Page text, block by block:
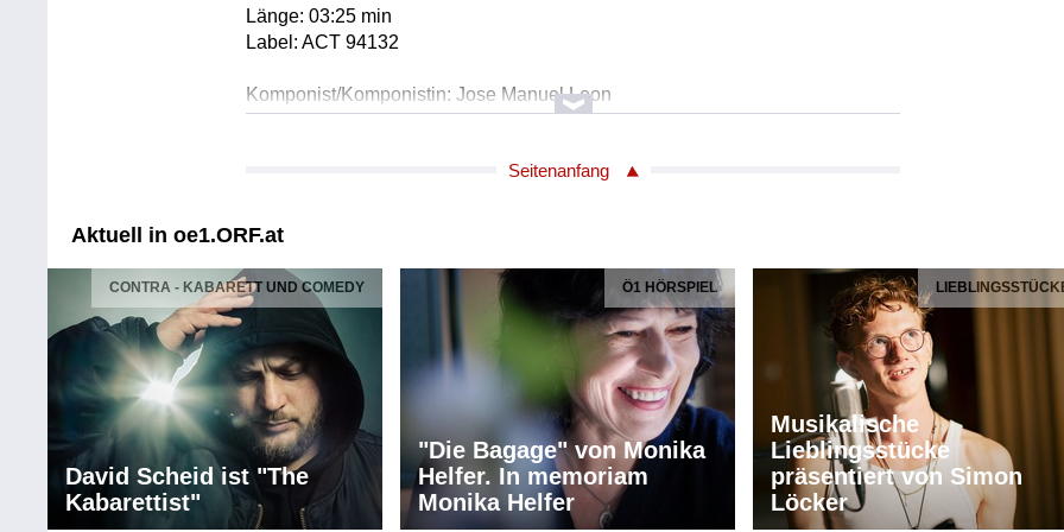
Länge: 03:25 min
Label: ACT 94132
Komponist/Komponistin: Jose Manuel Leon
Titel: Kabul (Tanguillos)/instr.
Ausführender/Ausführende: Martin Garcia /E - Bass
Länge: 05:01 min
Komponist/Komponistin: Jose Manuel Leon
Titel: Bajadilla (Solea)/instr.
Solist/Solistin: Jose Manuel Leon /Flamencogitarre
Länge: 06:49 min
Label: ACT 94132
Urheber/Urheberin: Jobim
Urheber/Urheberin: De Moraes
Titel: THE GIRL FROM IPANEMA
Seitenanfang
Aktuell in oe1.ORF.at
CONTRA - KABARETT UND COMEDY
David Scheid ist "The
Kabarettist"
Ö1 HÖRSPIEL
"Die Bagage" von Monika
Helfer. In memoriam
Monika Helfer
Musikalische
Lieblingsstücke
präsentiert von Simon
Löcker